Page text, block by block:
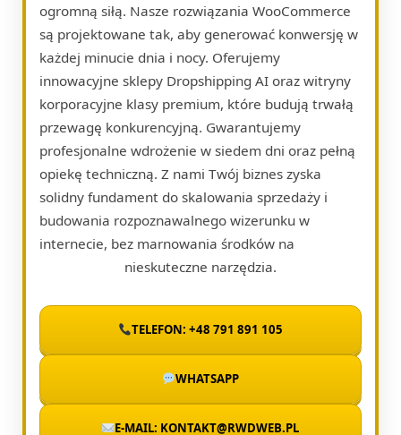
ogromną siłą. Nasze rozwiązania WooCommerce
są projektowane tak, aby generować konwersję w
każdej minucie dnia i nocy. Oferujemy
innowacyjne sklepy Dropshipping AI oraz witryny
korporacyjne klasy premium, które budują trwałą
przewagę konkurencyjną. Gwarantujemy
profesjonalne wdrożenie w siedem dni oraz pełną
opiekę techniczną. Z nami Twój biznes zyska
solidny fundament do skalowania sprzedaży i
budowania rozpoznawalnego wizerunku w
internecie, bez marnowania środków na
nieskuteczne narzędzia.
TELEFON: +48 791 891 105
WHATSAPP
E-MAIL: KONTAKT@RWDWEB.PL